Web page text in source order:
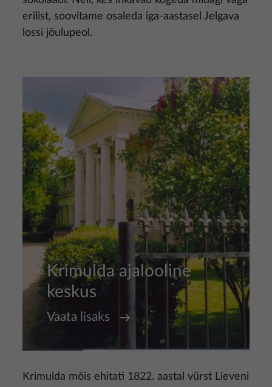
erilist, soovitame osaleda iga-aastasel Jelgava
lossi jõulupeol.
Krimulda ajalooline
keskus
Vaata lisaks
Krimulda mõis ehitati 1822. aastal vürst Lieveni